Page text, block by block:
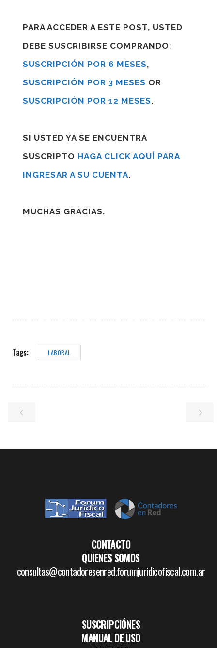
PARA ACCEDER A ESTE POST, USTED
DEBE SUSCRIBIRSE COMPRANDO:
SUSCRIPCIÓN POR 6 MESES,
SUSCRIPCIÓN POR 3 MESES OR
SUSCRIPCIÓN POR 12 MESES.
SI USTED YA SE ENCUENTRA
SUSCRIPTO HAGA CLICK AQUÍ PARA
INGRESAR A SU CUENTA.
MUCHAS GRACIAS.
Tags: LABORAL
CONTACTO
QUIENES SOMOS
consultas@contadoresenred.forumjuridicofiscal.com.ar
SUSCRIPCIÓNES
MANUAL DE USO